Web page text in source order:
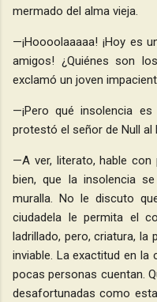
mermado del alma vieja.
—¡Hoooolaaaaa! ¡Hoy es
amigos! ¿Quiénes son
exclamó un joven
—¡Pero qué insolencia
protestó el señor de Null al
—A ver, literato, hable con
bien, que la insolencia
muralla. No le discuto
ciudadela le permita el
ladrillado, pero, criatura, la
inviable. La exactitud en
pocas personas cuentan.
desafortunadas como